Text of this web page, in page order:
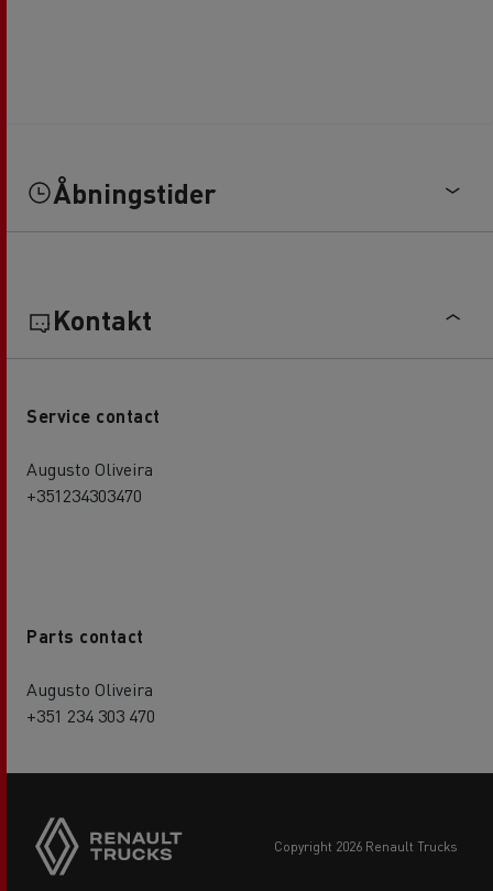
Åbningstider
Kontakt
Service contact
Augusto Oliveira
+351234303470
Parts contact
Augusto Oliveira
+351 234 303 470
copyright 2026 Renault Trucks